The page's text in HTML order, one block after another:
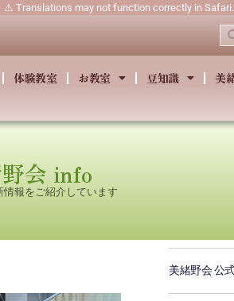
⚠ Translations may not function correctly in
体験教室 お教室 豆知識 美
会 info
情報をご紹介しています
美緒野会 公